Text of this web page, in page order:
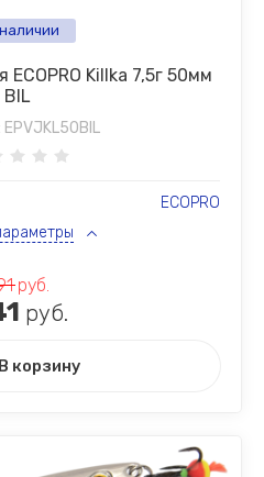
Killka 7,5г 50мм
BIL
EPVJKL50BIL
ECOPRO
руб.
руб.
В корзину